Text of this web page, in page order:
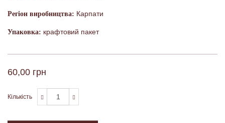
Регіон виробництва: Карпати
Упаковка: крафтовий пакет
60,00 грн
Кількість